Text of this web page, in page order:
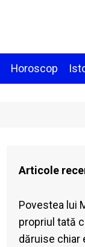
Horoscop
Articole
Povestea lui
propriul tată
dăruise chiar